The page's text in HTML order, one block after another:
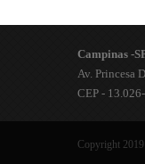
Campinas -
Av. Princesa
CEP -
Copyright